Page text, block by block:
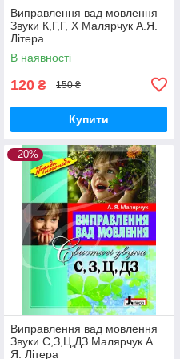
Виправлення вад мовлення
Звуки К,Г,Г, Х Малярчук А.Я.
Літера
В наявності
120 ₴ 150 ₴
Купити
–20%
Виправлення вад мовлення
Звуки С,З,Ц,ДЗ Малярчук А.
Я. Літера